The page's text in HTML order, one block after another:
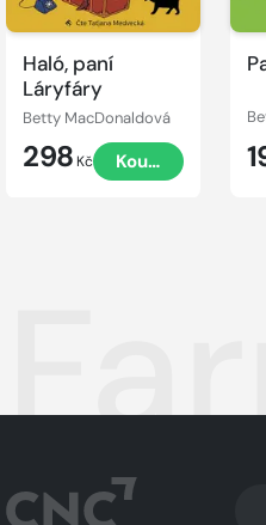
Haló, paní
Láryfáry
Betty MacDonaldová
298 Kč Koupit